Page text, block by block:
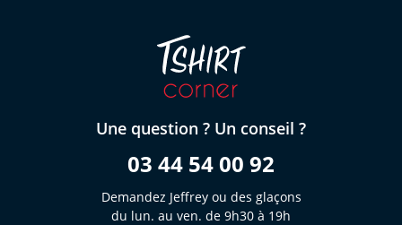
Une question ? Un conseil ?
03 44 54 00 92
Demandez Jeffrey ou des glaçons
du lun. au ven. de 9h30 à 19h